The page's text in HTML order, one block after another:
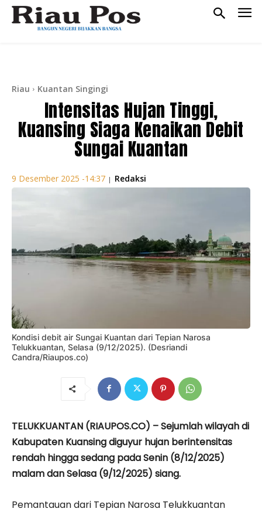
Riau Kuantan Singingi
Intensitas Hujan Tinggi,
Kuansing Siaga Kenaikan Debit
Sungai Kuantan
9 Desember 2025 -14:37 | Redaksi
Kondisi debit air Sungai Kuantan dari Tepian Narosa
Telukkuantan, Selasa (9/12/2025). (Desriandi
Candra/Riaupos.co)
TELUKKUANTAN (RIAUPOS.CO) – Sejumlah wilayah di
Kabupaten Kuansing diguyur hujan berintensitas
rendah hingga sedang pada Senin (8/12/2025)
malam dan Selasa (9/12/2025) siang.
Pemantauan dari Tepian Narosa Telukkuantan